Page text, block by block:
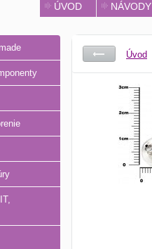
ÚVOD NÁVODY
Úvod